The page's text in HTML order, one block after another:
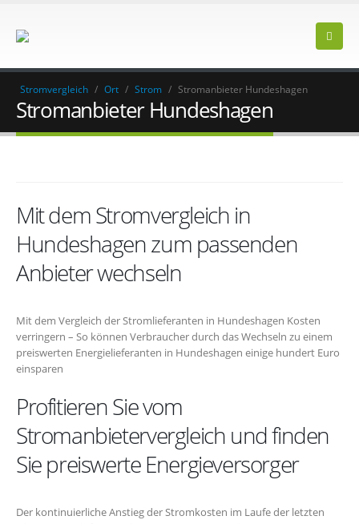
Stromvergleich / Ort / Strom / Stromanbieter Hundeshagen
Stromanbieter Hundeshagen
Mit dem Stromvergleich in
Hundeshagen zum passenden
Anbieter wechseln
Mit dem Vergleich der Stromlieferanten in Hundeshagen Kosten
verringern – So können Verbraucher durch das Wechseln zu einem
preiswerten Energielieferanten in Hundeshagen einige hundert Euro
einsparen
Profitieren Sie vom
Stromanbietervergleich und finden
Sie preiswerte Energieversorger
Der kontinuierliche Anstieg der Stromkosten im Laufe der letzten